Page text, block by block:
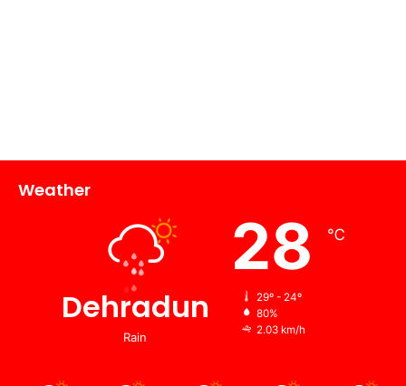
Weather
Dehradun
Rain
28 ℃
29º - 24º
80%
2.03 km/h